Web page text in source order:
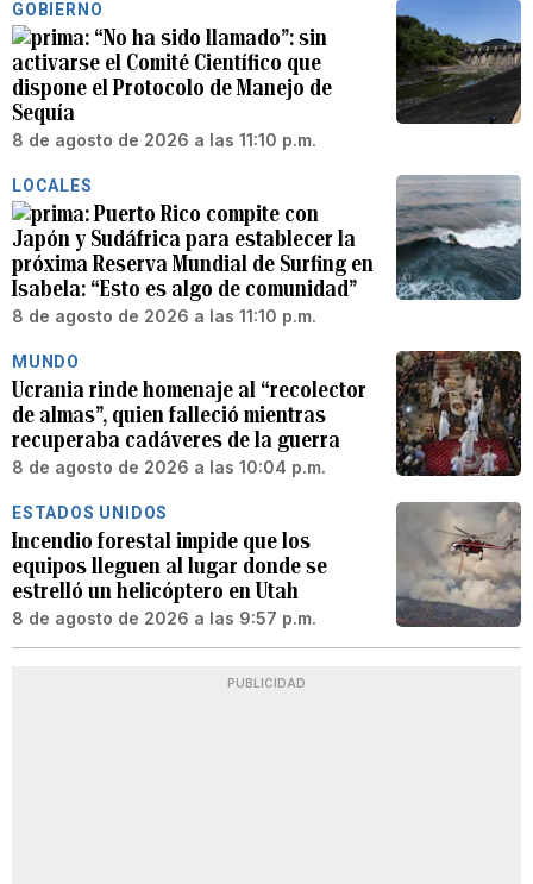
GOBIERNO
“No ha sido llamado”: sin
activarse el Comité Científico que
dispone el Protocolo de Manejo de
Sequía
8 de agosto de 2026 a las 11:10 p.m.
LOCALES
Puerto Rico compite con
Japón y Sudáfrica para establecer la
próxima Reserva Mundial de Surfing en
Isabela: “Esto es algo de comunidad”
8 de agosto de 2026 a las 11:10 p.m.
MUNDO
Ucrania rinde homenaje al “recolector
de almas”, quien falleció mientras
recuperaba cadáveres de la guerra
8 de agosto de 2026 a las 10:04 p.m.
ESTADOS UNIDOS
Incendio forestal impide que los
equipos lleguen al lugar donde se
estrelló un helicóptero en Utah
8 de agosto de 2026 a las 9:57 p.m.
PUBLICIDAD